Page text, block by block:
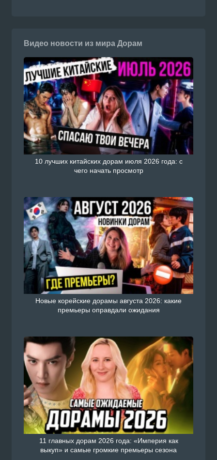
Видео новости из мира Дорам
10 лучших китайских дорам июля 2026 года: с
чего начать просмотр
Новые корейские дорамы августа 2026: какие
премьеры оправдали ожидания
11 главных дорам 2026 года: «Империя как
выкуп» и самые громкие премьеры сезона